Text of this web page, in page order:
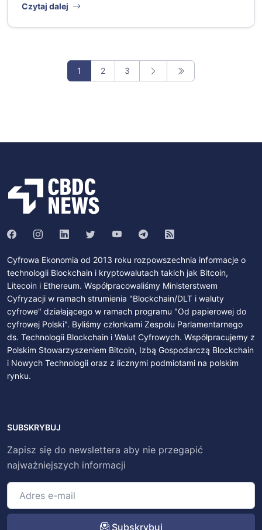
Czytaj dalej
1 2 3
Cyfrowa Ekonomia od 2013 roku rozpowszechnia informacje o
technologii Blockchain i kryptowalutach takich jak Bitcoin,
Litecoin i Ethereum. Współpracowaliśmy Ministerstwem
Cyfryzacji w ramach strumienia "Blockchain/DLT i waluty
cyfrowe" działającego w ramach programu "Od papierowej do
cyfrowej Polski". Byliśmy członkami Zespołu Parlamentarnego
ds. Technologii Blockchain i Walut Cyfrowych. Współpracujemy z
Polskim Stowarzyszeniem Bitcoin, Izbą Gospodarczą Blockchain
i Nowych Technologii oraz z licznymi podmiotami na polskim
rynku.
SUBSKRYBUJ
Zapisz się do newslettera aby nie przegapić
najważniejszych informacji
Subskrybuj